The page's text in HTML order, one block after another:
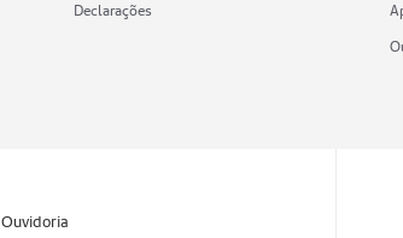
Declarações
Ouvidoria